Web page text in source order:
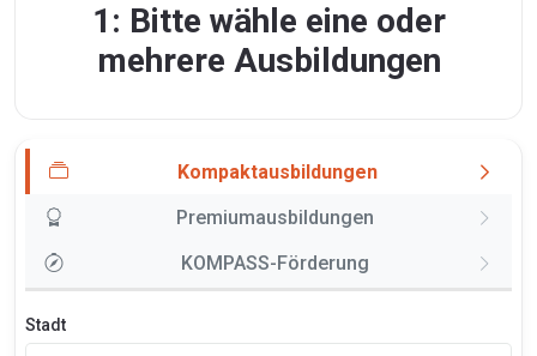
1: Bitte wähle eine oder
mehrere Ausbildungen
Kompaktausbildungen
Premiumausbildungen
KOMPASS-Förderung
Stadt